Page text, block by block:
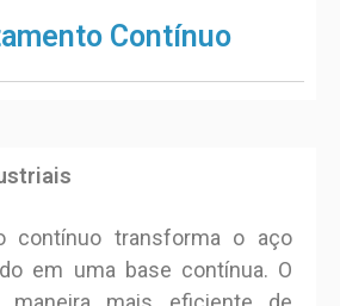
Contínuo
contínuo transforma o aço
em uma base contínua. O